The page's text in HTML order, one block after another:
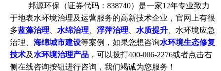
邦源环保（证券代码：838740）是一家12年专业致力
于地表水环境治理及运营服务的高新技术企业，官网上有很
多蓝藻治理 水绵治理 浮萍治理 水质提升 、水环境应急
治理、 海绵城市建设等案例，如果您想咨询水环境生态修复
技术及 水环境治理产品 ，可以拨打400-006-2276或者点击右
侧在线咨询按钮进行咨询，我们竭诚为您服务！